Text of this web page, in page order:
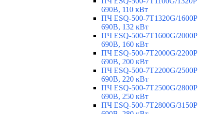
690В, 110 кВт
ПЧ ESQ-500-7T1320G/1600P
690В, 132 кВт
ПЧ ESQ-500-7T1600G/2000P
690В, 160 кВт
ПЧ ESQ-500-7T2000G/2200P
690В, 200 кВт
ПЧ ESQ-500-7T2200G/2500P
690В, 220 кВт
ПЧ ESQ-500-7T2500G/2800P
690В, 250 кВт
ПЧ ESQ-500-7T2800G/3150P